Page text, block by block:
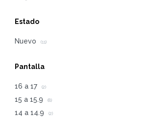
Estado
Nuevo (11)
Pantalla
16 a 17 (2)
15 a 15.9 (8)
14 a 14.9 (2)